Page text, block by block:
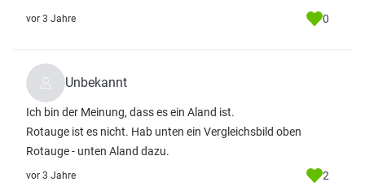
vor 3 Jahre 0
Unbekannt
Ich bin der Meinung, dass es ein Aland ist.
Rotauge ist es nicht. Hab unten ein Vergleichsbild oben
Rotauge - unten Aland dazu.
vor 3 Jahre 2